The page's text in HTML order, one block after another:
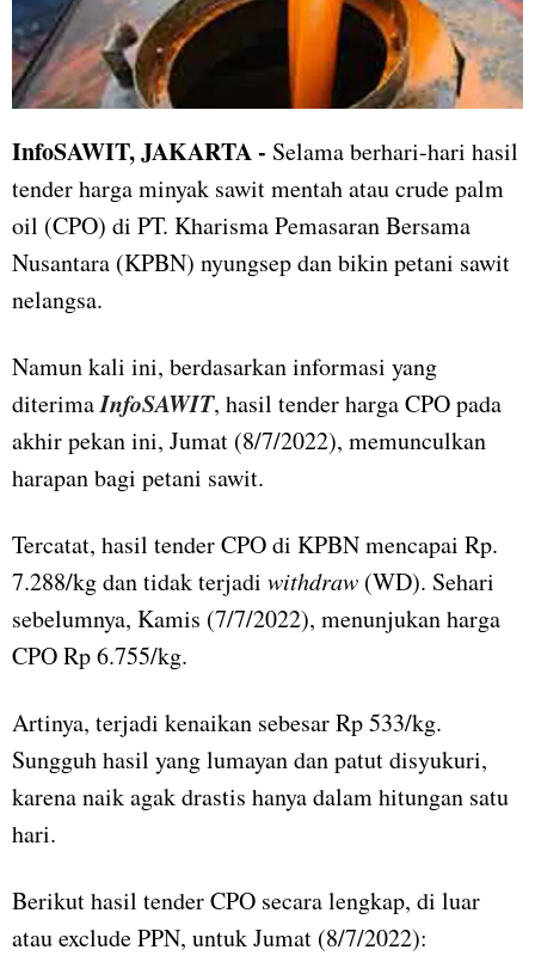
InfoSAWIT, JAKARTA - Selama berhari-hari hasil
tender harga minyak sawit mentah atau crude palm
oil (CPO) di PT. Kharisma Pemasaran Bersama
Nusantara (KPBN) nyungsep dan bikin petani sawit
nelangsa.
Namun kali ini, berdasarkan informasi yang
diterimaInfoSAWIT, hasil tender harga CPO pada
akhir pekan ini, Jumat (8/7/2022), memunculkan
harapan bagi petani sawit.
Tercatat, hasil tender CPO di KPBN mencapai Rp.
7.288/kg dan tidak terjadi withdraw (WD). Sehari
sebelumnya, Kamis (7/7/2022), menunjukan harga
CPO Rp 6.755/kg.
Artinya, terjadi kenaikan sebesar Rp 533/kg.
Sungguh hasil yang lumayan dan patut disyukuri,
karena naik agak drastis hanya dalam hitungan satu
hari.
Berikut hasil tender CPO secara lengkap, di luar
atau exclude PPN, untuk Jumat (8/7/2022):